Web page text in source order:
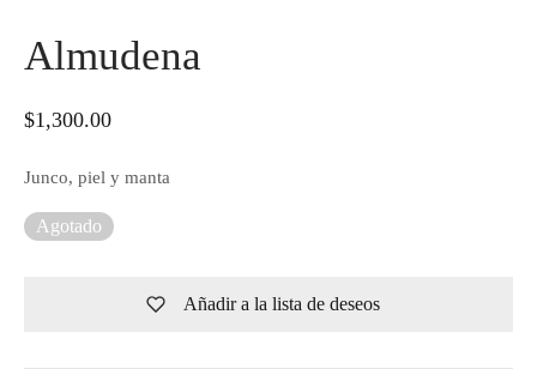
Almudena
$1,300.00
Junco, piel y manta
Agotado
Añadir a la lista de deseos